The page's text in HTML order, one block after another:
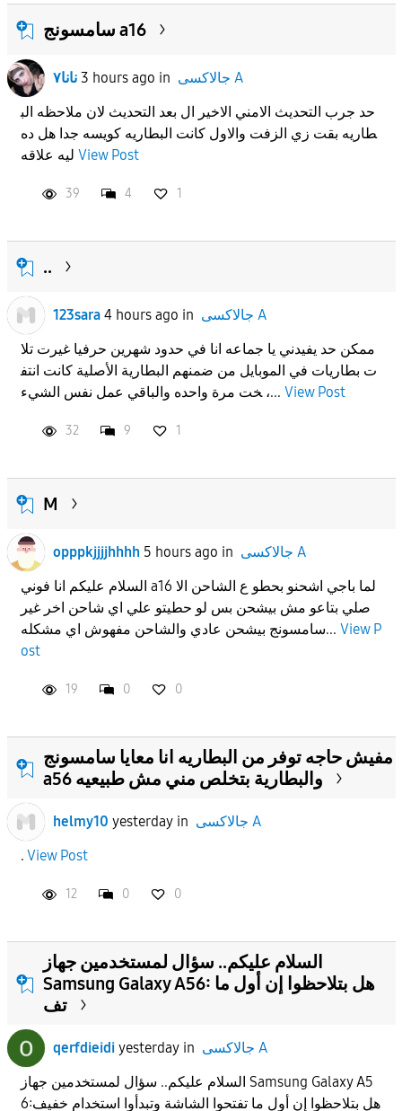
سامسونج a16
نانا٧ 3 hours ago in
جالاكسى A
حد جرب التحديث الامني الاخير ال بعد التحديث لان ملاحظه الب
طاريه بقت زي الزفت والاول كانت البطاريه كويسه جدا هل ده
View Post
39 4 1
..
123sara 4 hours ago in
جالاكسى A
ممكن حد يفيدني يا جماعه انا في حدود شهرين حرفيا غيرت تلا
ت بطاريات في الموبايل من ضمنهم البطارية الأصلية كانت انتف
خت مرة واحده والباقي عمل نفس الشيء ،... View Post
32 9 1
M
opppkjjjjhhhh 5 hours ago in
جالاكسى A
السلام عليكم انا فوني a16 لما باجي اشحنو بحطو ع الشاحن الا
صلي بتاعو مش بيشحن بس لو حطيتو علي اي شاحن اخر غير
سامسونج بيشحن عادي والشاحن مفهوش اي مشكله... View P
ost
19 0 0
مفيش حاجه توفر من البطاريه انا معايا سامسونج
a56 والبطارية بتخلص مني مش طبيعيه
helmy10 yesterdayin
جالاكسى A
. View Post
12 0 0
السلام عليكم.. سؤال لمستخدمين جهاز
Samsung Galaxy A56: هل بتلاحظوا إن أول ما
تف
qerfdieidi yesterdayin
جالاكسى A
السلام عليكم.. سؤال لمستخدمين جهاز Samsung Galaxy A5
6:هل بتلاحظوا إن أول ما تفتحوا الشاشة وتبدأوا استخدام خفيف